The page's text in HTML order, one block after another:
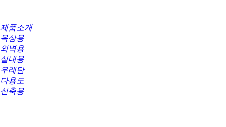
제품소개
옥상용
외벽용
실내용
우레탄
다용도
신축용